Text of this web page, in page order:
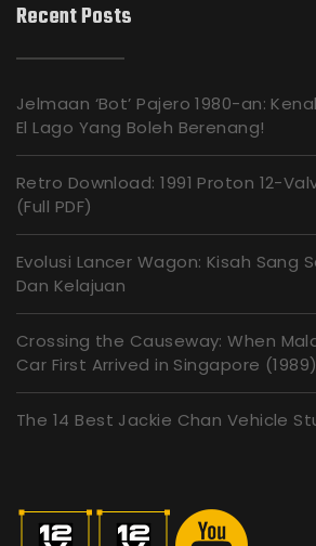
Recent Posts
Jelmaan ‘Bot’ Pajero 1980-an:
El Lago Yang Boleh Berenang!
Retro Download: 1991 Proton 12-
(Full PDF)
Evolusi Lancer Wagon: Kisah Sang
Dan Kelajuan
Crossing the Causeway: When
Car First Arrived in Singapore (1989)
The 14 Best Jackie Chan Vehicle